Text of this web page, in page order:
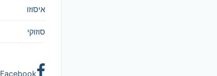
איסוזו
סוזוקי
Facebook